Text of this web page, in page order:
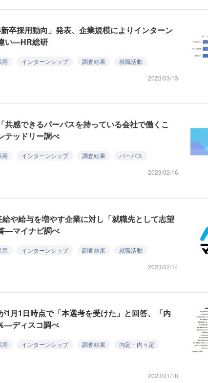
新卒採用動向」発表、企業規模によりインターン
い―HR総研
用 インターンシップ 調査結果
就職活動
2023/03/13
共感できるパーパスを持っている会社で働くこ
テッドリー調べ
用 インターンシップ 調査結果
パーパス
2023/02/16
や給与を増やす企業に対し「就職先として志望
―マイナビ調べ
用 インターンシップ 調査結果
就職活動
2023/02/14
1月1日時点で「本選考を受けた」と回答、「内
―ディスコ調べ
用 インターンシップ 調査結果
内定・内々定
2023/01/18